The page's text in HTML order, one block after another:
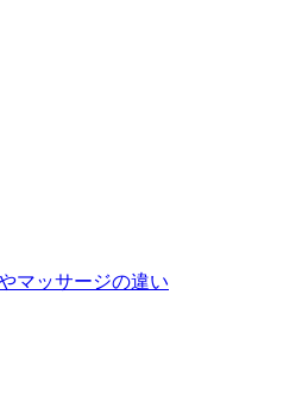
マッサージの違い